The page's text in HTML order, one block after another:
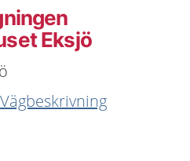
Eksjö
Vägbeskrivning